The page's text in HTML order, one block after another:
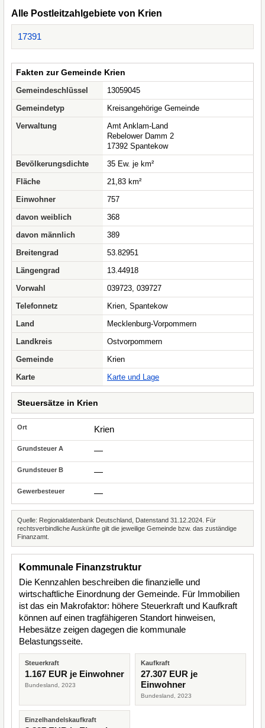
Alle Postleitzahlgebiete von Krien
17391
Fakten zur Gemeinde Krien
Gemeindeschlüssel
13059045
Gemeindetyp
Kreisangehörige Gemeinde
Verwaltung
Amt Anklam-Land
Rebelower Damm 2
17392 Spantekow
Bevölkerungsdichte
35 Ew. je km²
Fläche
21,83 km²
Einwohner
757
davon weiblich
368
davon männlich
389
Breitengrad
53.82951
Längengrad
13.44918
Vorwahl
039723, 039727
Telefonnetz
Krien, Spantekow
Land
Mecklenburg-Vorpommern
Landkreis
Ostvorpommern
Gemeinde
Krien
Karte
Karte und Lage
Steuersätze in Krien
Krien
—
—
—
Quelle: Regionaldatenbank Deutschland, Datenstand 31.12.2024. Für
rechtsverbindliche Auskünfte gilt die jeweilige Gemeinde bzw. das zuständige
Finanzamt.
Kommunale Finanzstruktur
Die Kennzahlen beschreiben die finanzielle und
wirtschaftliche Einordnung der Gemeinde. Für Immobilien
ist das ein Makrofaktor: höhere Steuerkraft und Kaufkraft
können auf einen tragfähigeren Standort hinweisen,
Hebesätze zeigen dagegen die kommunale
Belastungsseite.
Steuerkraft
1.167 EUR je Einwohner
Bundesland, 2023
Kaufkraft
27.307 EUR je
Einwohner
Bundesland, 2023
Einzelhandelskaufkraft